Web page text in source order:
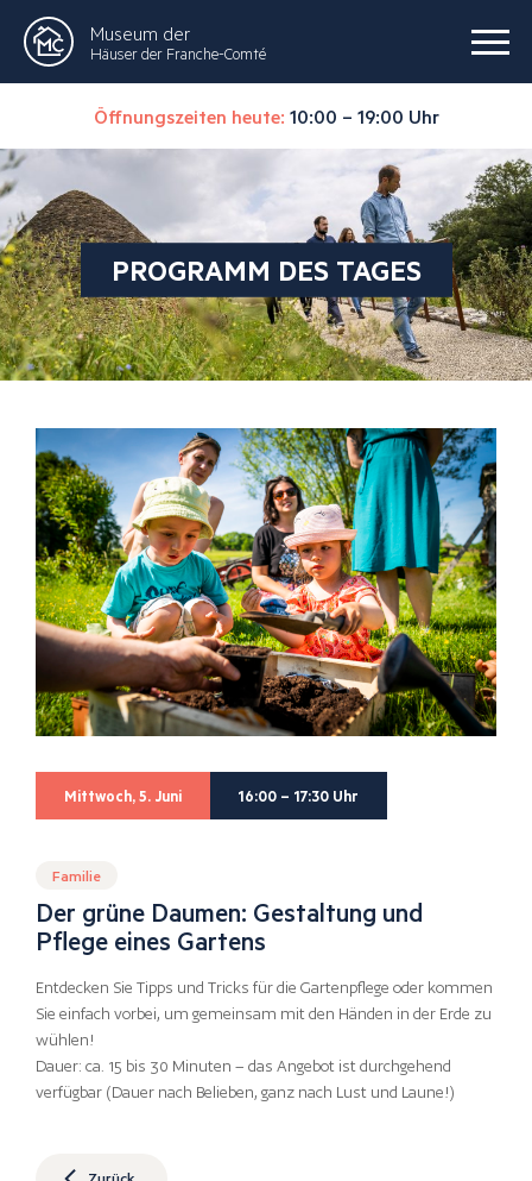
Museum der
Häuser der Franche-Comté
Öffnungszeiten heute: 10:00 – 19:00 Uhr
PROGRAMM DES TAGES
Mittwoch, 5. Juni 16:00 – 17:30 Uhr
Familie
Der grüne Daumen: Gestaltung und
Pflege eines Gartens
Entdecken Sie Tipps und Tricks für die Gartenpflege oder kommen
Sie einfach vorbei, um gemeinsam mit den Händen in der Erde zu
wühlen!
Dauer: ca. 15 bis 30 Minuten – das Angebot ist durchgehend
verfügbar (Dauer nach Belieben, ganz nach Lust und Laune!)